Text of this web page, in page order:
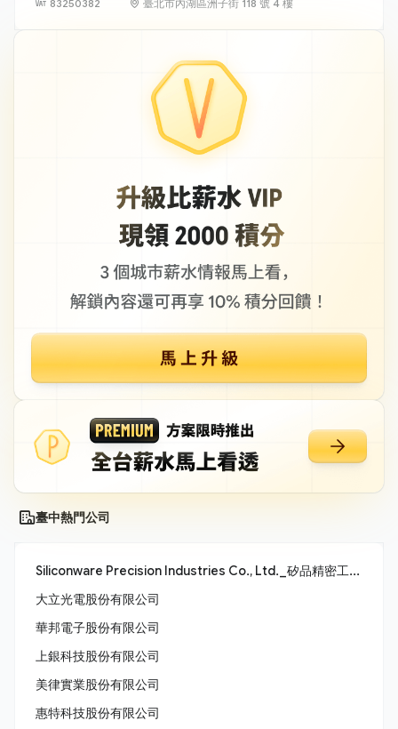
83250382 臺北市內湖區洲子街 118 號 4 樓
臺中熱門公司
Siliconware Precision Industries Co., Ltd._矽品精密工業股份有限公司
大立光電股份有限公司
華邦電子股份有限公司
上銀科技股份有限公司
美律實業股份有限公司
惠特科技股份有限公司